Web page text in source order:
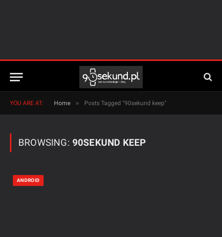
YOU ARE AT: Home » Posts Tagged "90sekund keep"
BROWSING: 90SEKUND KEEP
ANDROID